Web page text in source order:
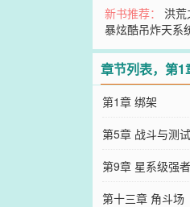
新书推荐：洪荒
暴炫酷吊炸天系
章节列表，第1
第1章 绑架
第5章 战斗与测
第9章 星系级强者
第十三章 角斗场